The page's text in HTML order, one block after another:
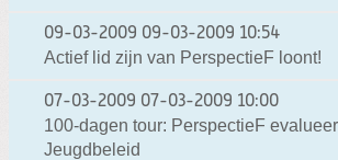
09-03-2009 09-03-2009 10:54
Actief lid zijn van PerspectieF loont!
07-03-2009 07-03-2009 10:00
100-dagen tour: PerspectieF
Jeugdbeleid